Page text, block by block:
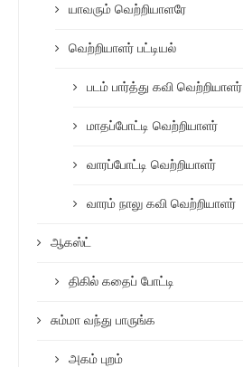
யாவரும் வெற்றியாளரே
வெற்றியாளர் பட்டியல்
படம் பார்த்து கவி வெற்றியாளர்
மாதப்போட்டி வெற்றியாளர்
வாரப்போட்டி வெற்றியாளர்
வாரம் நாலு கவி வெற்றியாளர்
ஆகஸ்ட்
திகில் கதைப் போட்டி
சும்மா வந்து பாருங்க
அகம் புறம்